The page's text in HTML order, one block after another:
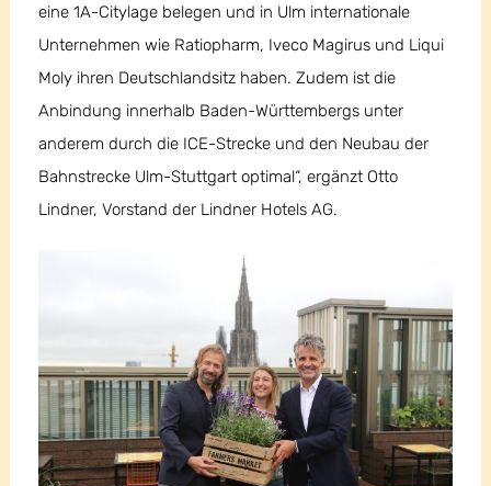
eine 1A-Citylage belegen und in Ulm internationale
Unternehmen wie Ratiopharm, Iveco Magirus und Liqui
Moly ihren Deutschlandsitz haben. Zudem ist die
Anbindung innerhalb Baden-Württembergs unter
anderem durch die ICE-Strecke und den Neubau der
Bahnstrecke Ulm-Stuttgart optimal“, ergänzt Otto
Lindner, Vorstand der Lindner Hotels AG.